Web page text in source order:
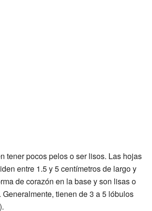
tener pocos pelos o ser lisos. Las hojas
entre 1.5 y 5 centímetros de largo y
de corazón en la base y son lisas o
tienen de 3 a 5 lóbulos